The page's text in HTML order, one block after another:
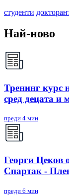
студенти
Най-ново
Тренинг курс
сред децата и
преди 4 мин
Георги Цеков
Спартак -
преди 6 мин